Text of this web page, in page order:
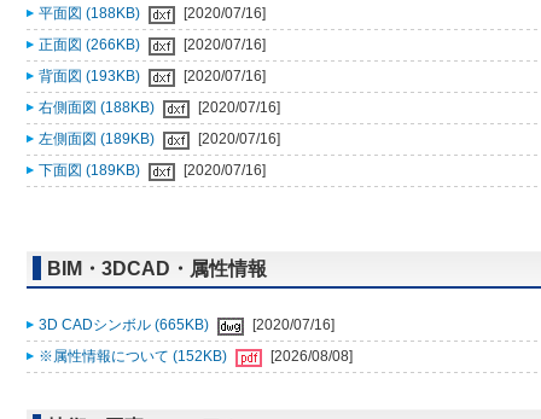
平面図 (188KB)
[2020/07/16]
正面図 (266KB)
[2020/07/16]
背面図 (193KB)
[2020/07/16]
右側面図 (188KB)
[2020/07/16]
左側面図 (189KB)
[2020/07/16]
下面図 (189KB)
[2020/07/16]
BIM・3DCAD・属性情報
3D CADシンボル (665KB)
[2020/07/16]
※属性情報について (152KB)
[2026/08/08]